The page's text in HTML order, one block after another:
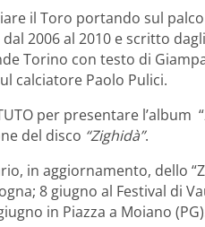
il Toro portando sul
2006 al 2010 e scritto
Torino con testo di
calciatore Paolo Pulici.
per presentare l’album “
del disco “Zighidà”.
in aggiornamento, dello
8 giugno al Festival di
in Piazza a Moiano